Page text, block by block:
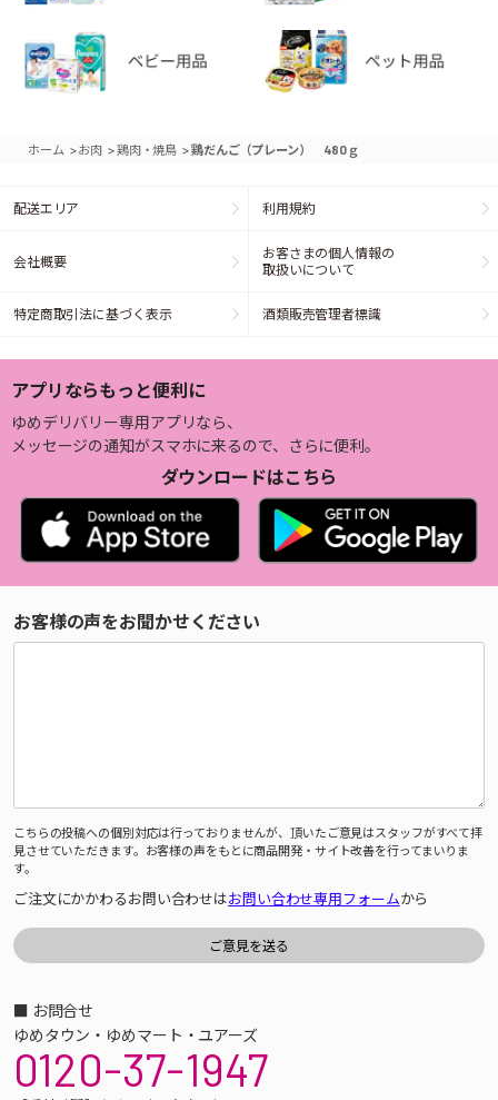
ホーム >お肉 >鶏肉・焼鳥 >鶏だんご（プレーン） 480ｇ
配送エリア 利用規約
会社概要
お客さまの個人情報の
取扱いについて
特定商取引法に基づく表示 酒類販売管理者標識
アプリならもっと便利に
ゆめデリバリー専用アプリなら、
メッセージの通知がスマホに来るので、さらに便利。
ダウンロードはこちら
お客様の声をお聞かせください
こちらの投稿への個別対応は行っておりませんが、頂いたご意見はスタッフがすべて拝
見させていただきます。お客様の声をもとに商品開発・サイト改善を行ってまいりま
す。
ご注文にかかわるお問い合わせはお問い合わせ専用フォームから
■ お問合せ
ゆめタウン・ゆめマート・ユアーズ
0120-37-1947